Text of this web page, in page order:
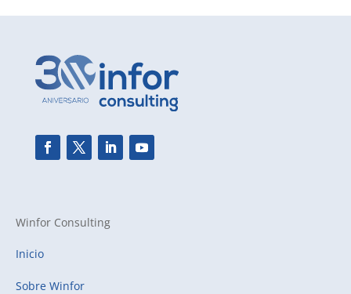
Winfor Consulting
Inicio
Sobre Winfor